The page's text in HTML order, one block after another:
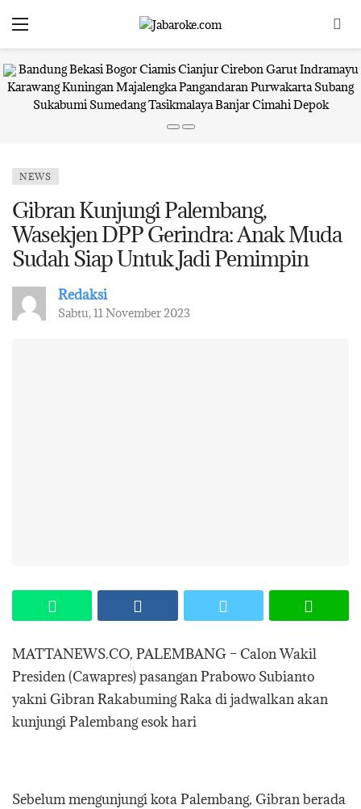
BandungBekasiBogorCiamisCianjurCirebonGarutIndramayu
KarawangKuninganMajalengkaPangandaranPurwakarta Subang
Sukabumi SumedangTasikmalayaBanjarCimahiDepok
NEWS
Gibran Kunjungi Palembang,
Wasekjen DPP Gerindra: Anak Muda
Sudah Siap Untuk Jadi Pemimpin
Redaksi
Sabtu, 11 November 2023
MATTANEWS.CO, PALEMBANG – Calon Wakil
Presiden (Cawapres) pasangan Prabowo Subianto
yakni Gibran Rakabuming Raka di jadwalkan akan
kunjungi Palembang esok hari
Sebelum mengunjungi kota Palembang, Gibran berada